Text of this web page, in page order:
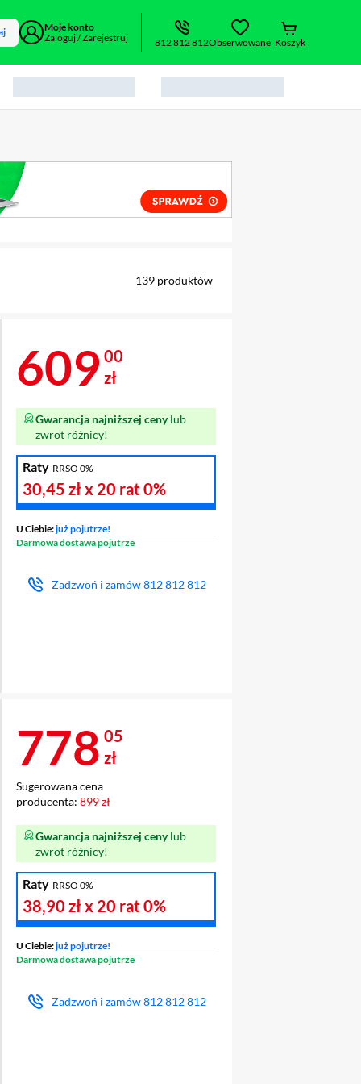
Moje konto
Zaloguj / Zarejestruj
812 812 812Obserwowane Koszyk
element 1 z 2
139 produktów
Cena 609 zł
609 00
zł
Gwarancja najniższej cenylub
zwrot różnicy!
Raty RRSO 0%
30,45 złx 20 rat0%
U Ciebie:już pojutrze!
Darmowa dostawa pojutrze
Zadzwoń i zamów812 812 812
Cena 778,05 zł
778 05
zł
Sugerowana cena
producenta: 899 zł
Gwarancja najniższej cenylub
zwrot różnicy!
Raty RRSO 0%
38,90 złx 20 rat0%
U Ciebie:już pojutrze!
Darmowa dostawa pojutrze
Zadzwoń i zamów812 812 812